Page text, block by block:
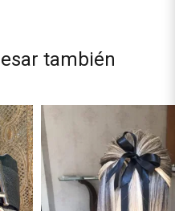
también